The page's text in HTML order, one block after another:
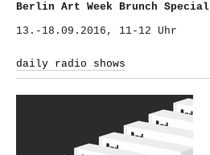
Berlin Art Week Brunch Special
13.-18.09.2016, 11-12 Uhr
daily radio shows